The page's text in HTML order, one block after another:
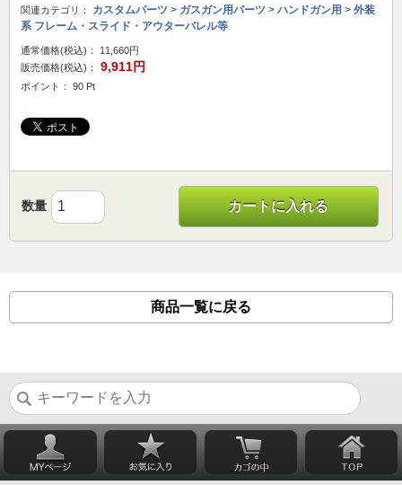
関連カテゴリ： カスタムパーツ > ガスガン用パーツ > ハンドガン用 > 外装
系 フレーム・スライド・アウターバレル等
通常価格(税込)：
11,660円
販売価格(税込)：
9,911円
ポイント： 90 Pt
数量 カートに入れる
商品一覧に戻る